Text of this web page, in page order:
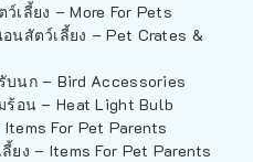
เลี้ยง – More For Pets
นสัตว์เลี้ยง – Pet Crates &
บนก – Bird Accessories
ร้อน – Heat Light Bulb
For Pet Parents
ยง – Items For Pet Parents